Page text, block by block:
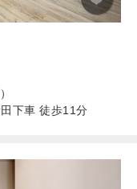
下車 徒歩11分